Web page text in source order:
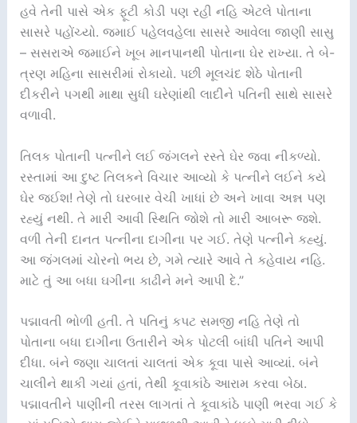
હવે તેની પાસે એક ફૂટી કોડી પણ રહી નહિ એટલે પોતાના
સાસરે પહોંચ્યો. જમાઈ પહેલવહેલા સાસરે આવેલા જાણી સાસુ
– સસરાએ જમાઈને ખૂબ માનપાનથી પોતાના ઘેર રાખ્યા. તે બે-
ત્રણ મહિના સાસરીમાં રોકાયો. પછી મૂલચંદ શેઠે પોતાની
દીકરીને પગથી માથા સુધી ઘરેણાંથી લાદીને પતિની સાથે સાસરે
વળાવી.
તિલક પોતાની પત્નીને લઈ જંગલને રસ્તે ઘેર જવા નીકળ્યો.
રસ્તામાં આ દુષ્ટ તિલકને વિચાર આવ્યો કે પત્નીને લઈને કયે
ઘેર જઈશ! તેણે તો ઘરબાર વેચી ખાધાં છે અને ખાવા અન્ન પણ
રહ્યું નથી. તે મારી આવી સ્થિતિ જોશે તો મારી આબરૂ જશે.
વળી તેની દાનત પત્નીના દાગીના પર ગઈ. તેણે પત્નીને કહ્યું.
આ જંગલમાં ચોરનો ભય છે, ગમે ત્યારે આવે તે કહેવાય નહિ.
માટે તું આ બધા ઘગીના કાઢીને મને આપી દે.”
પદ્માવતી ભોળી હતી. તે પતિનું કપટ સમજી નહિ તેણે તો
પોતાના બધા દાગીના ઉતારીને એક પોટલી બાંધી પતિને આપી
દીધા. બંને જણા ચાલતાં ચાલતાં એક કૂવા પાસે આવ્યાં. બંને
ચાલીને થાકી ગયાં હતાં, તેથી કૂવાકાંઠે આરામ કરવા બેઠા.
પદ્માવતીને પાણીની તરસ લાગતાં તે કૂવાકાંઠે પાણી ભરવા ગઈ કે